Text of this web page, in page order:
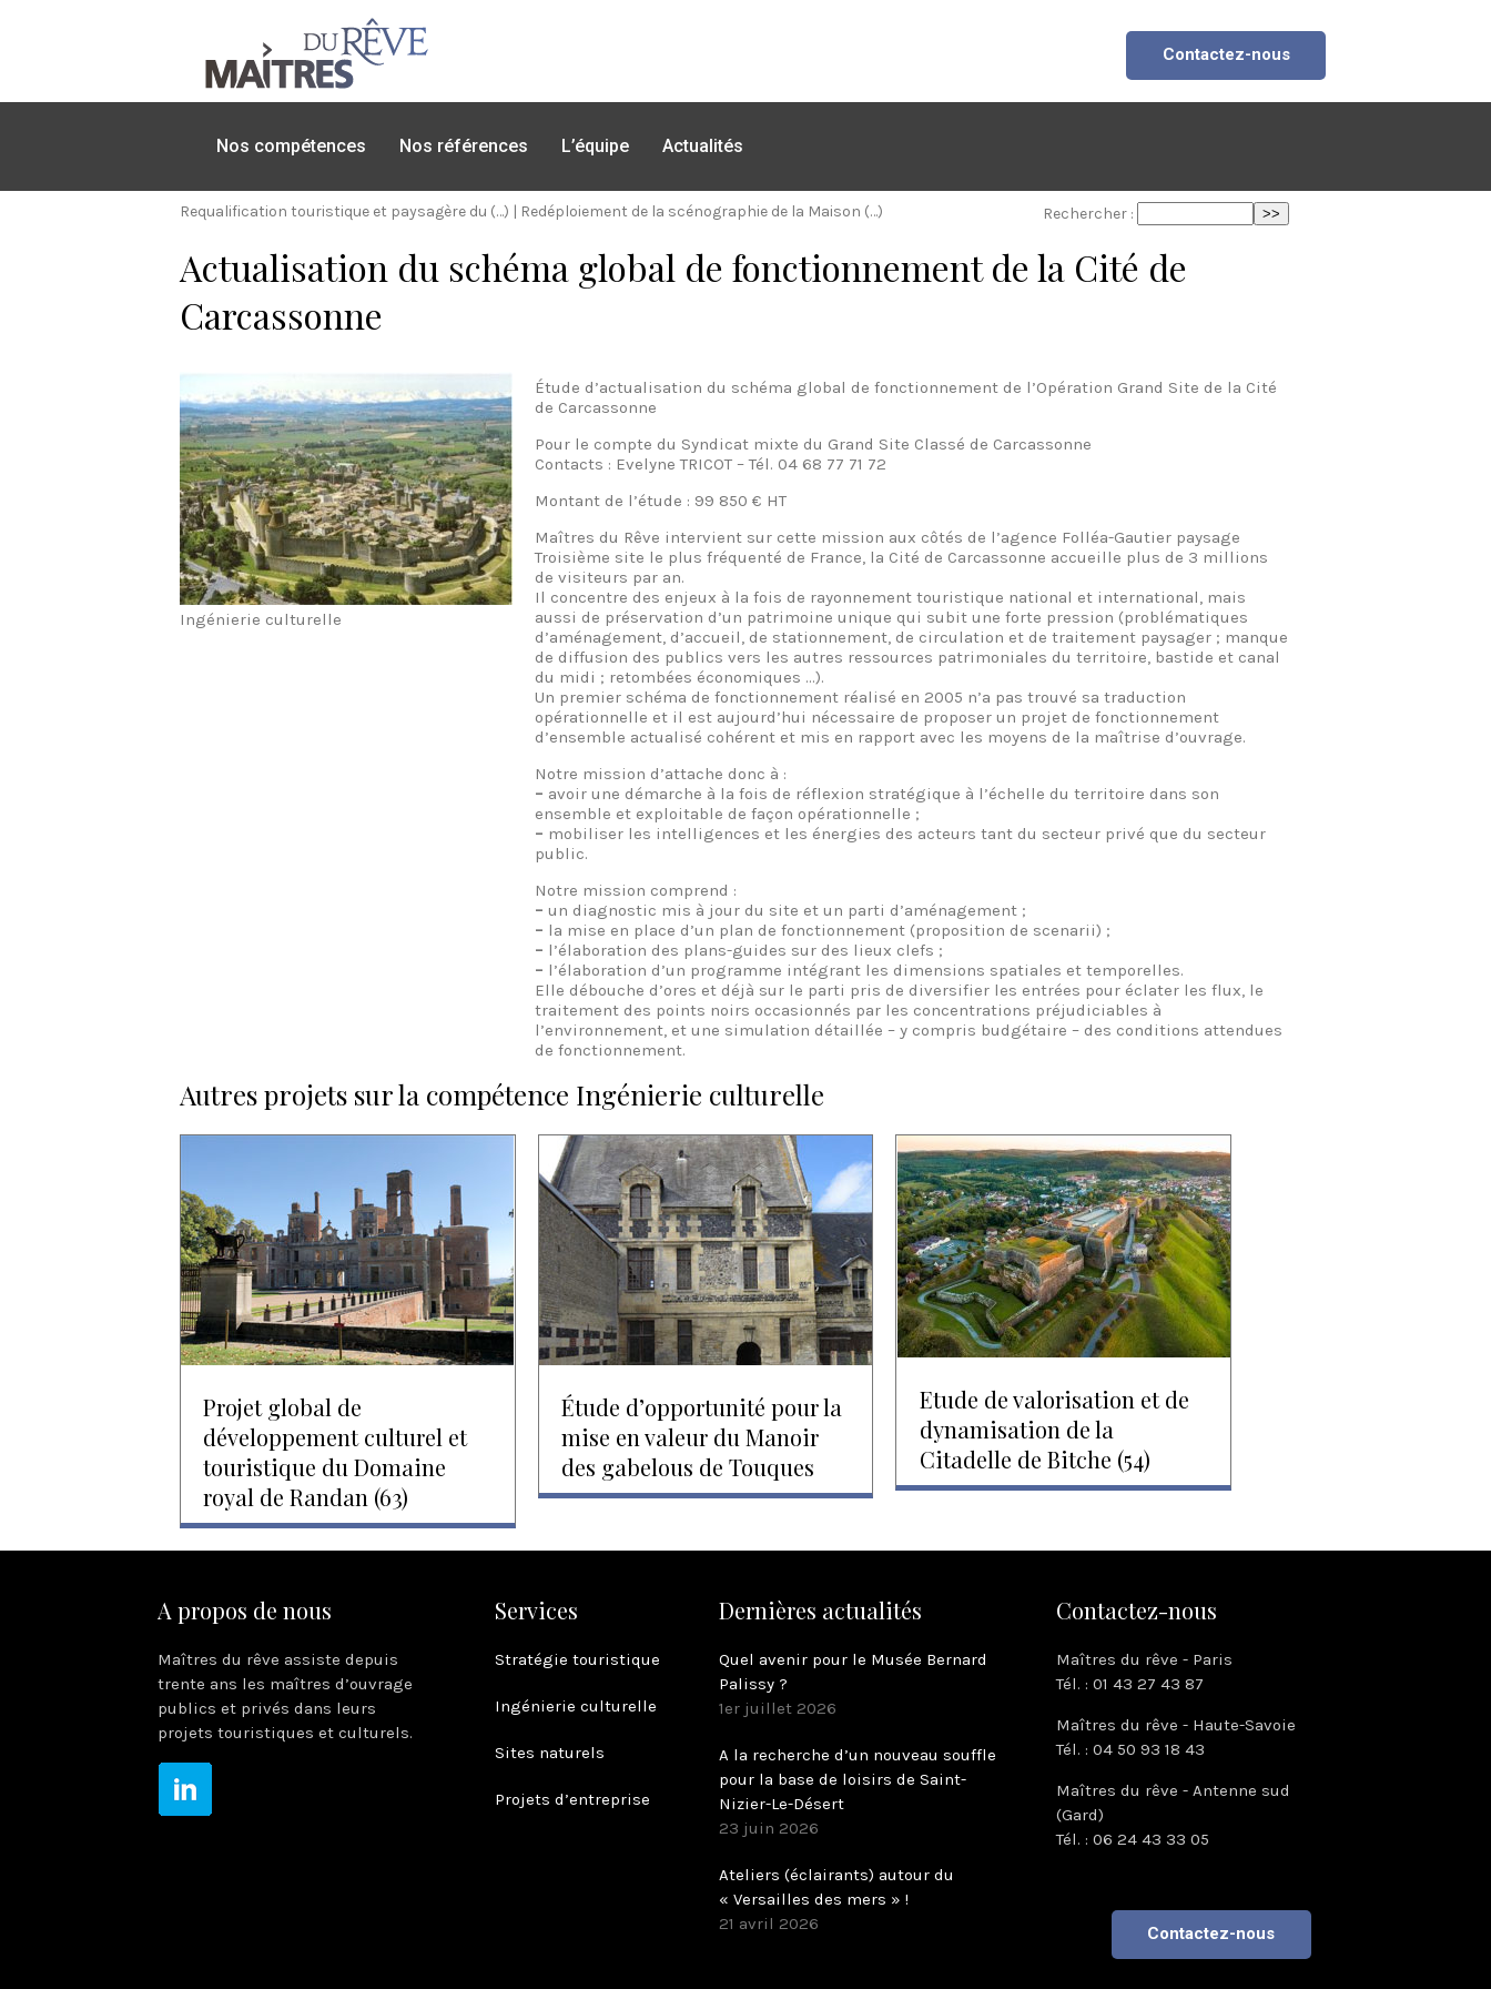
Contactez-nous
Nos compétences Nos références L’équipe Actualités
Requalification touristique et paysagère du (…) | Redéploiement de la scénographie de la Maison (…) Rechercher :
Actualisation du schéma global de fonctionnement de la Cité de
Carcassonne
Ingénierie culturelle
Étude d’actualisation du schéma global de fonctionnement de l’Opération Grand Site de la Cité
de Carcassonne
Pour le compte du Syndicat mixte du Grand Site Classé de Carcassonne
Contacts : Evelyne TRICOT – Tél. 04 68 77 71 72
Montant de l’étude : 99 850 € HT
Maîtres du Rêve intervient sur cette mission aux côtés de l’agence Folléa-Gautier paysage
Troisième site le plus fréquenté de France, la Cité de Carcassonne accueille plus de 3 millions
de visiteurs par an.
Il concentre des enjeux à la fois de rayonnement touristique national et international, mais
aussi de préservation d’un patrimoine unique qui subit une forte pression (problématiques
d’aménagement, d’accueil, de stationnement, de circulation et de traitement paysager ; manque
de diffusion des publics vers les autres ressources patrimoniales du territoire, bastide et canal
du midi ; retombées économiques …).
Un premier schéma de fonctionnement réalisé en 2005 n’a pas trouvé sa traduction
opérationnelle et il est aujourd’hui nécessaire de proposer un projet de fonctionnement
d’ensemble actualisé cohérent et mis en rapport avec les moyens de la maîtrise d’ouvrage.
Notre mission d’attache donc à :
– avoir une démarche à la fois de réflexion stratégique à l’échelle du territoire dans son
ensemble et exploitable de façon opérationnelle ;
– mobiliser les intelligences et les énergies des acteurs tant du secteur privé que du secteur
public.
Notre mission comprend :
– un diagnostic mis à jour du site et un parti d’aménagement ;
– la mise en place d’un plan de fonctionnement (proposition de scenarii) ;
– l’élaboration des plans-guides sur des lieux clefs ;
– l’élaboration d’un programme intégrant les dimensions spatiales et temporelles.
Elle débouche d’ores et déjà sur le parti pris de diversifier les entrées pour éclater les flux, le
traitement des points noirs occasionnés par les concentrations préjudiciables à
l’environnement, et une simulation détaillée – y compris budgétaire – des conditions attendues
de fonctionnement.
Autres projets sur la compétence Ingénierie culturelle
Projet global de
développement culturel et
touristique du Domaine
royal de Randan (63)
Étude d’opportunité pour la
mise en valeur du Manoir
des gabelous de Touques
Etude de valorisation et de
dynamisation de la
Citadelle de Bitche (54)
A propos de nous
Maîtres du rêve assiste depuis
trente ans les maîtres d’ouvrage
publics et privés dans leurs
projets touristiques et culturels.
Services
Stratégie touristique
Ingénierie culturelle
Sites naturels
Projets d’entreprise
Dernières actualités
Quel avenir pour le Musée Bernard
Palissy ?
1er juillet 2026
A la recherche d’un nouveau souffle
pour la base de loisirs de Saint-
Nizier-Le-Désert
23 juin 2026
Ateliers (éclairants) autour du
« Versailles des mers » !
21 avril 2026
Contactez-nous
Maîtres du rêve - Paris
Tél. : 01 43 27 43 87
Maîtres du rêve - Haute-Savoie
Tél. : 04 50 93 18 43
Maîtres du rêve - Antenne sud
(Gard)
Tél. : 06 24 43 33 05
Contactez-nous